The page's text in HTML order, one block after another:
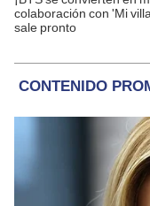
colaboración con 'Mi
sale pronto